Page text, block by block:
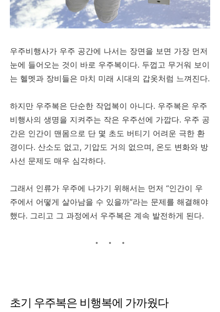
우주비행사가 우주 공간에 나서는 장면을 보면 가장 먼저
눈에 들어오는 것이 바로 우주복이다. 두껍고 무거워 보이
는 헬멧과 장비들은 마치 미래 시대의 갑옷처럼 느껴진다.
하지만 우주복은 단순한 작업복이 아니다. 우주복은 우주
비행사의 생명을 지켜주는 작은 우주선에 가깝다. 우주 공
간은 인간이 맨몸으로 단 몇 초도 버티기 어려운 극한 환
경이다. 산소도 없고, 기압도 거의 없으며, 온도 변화와 방
사선 문제도 매우 심각하다.
그래서 인류가 우주에 나가기 위해서는 먼저 “인간이 우
주에서 어떻게 살아남을 수 있을까”라는 문제를 해결해야
했다. 그리고 그 과정에서 우주복은 계속 발전하게 된다.
초기 우주복은 비행복에 가까웠다